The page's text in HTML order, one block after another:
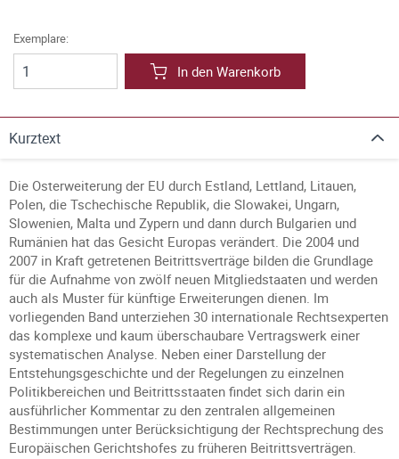
Exemplare:
In den Warenkorb
Kurztext
Die Osterweiterung der EU durch Estland, Lettland, Litauen,
Polen, die Tschechische Republik, die Slowakei, Ungarn,
Slowenien, Malta und Zypern und dann durch Bulgarien und
Rumänien hat das Gesicht Europas verändert. Die 2004 und
2007 in Kraft getretenen Beitrittsverträge bilden die Grundlage
für die Aufnahme von zwölf neuen Mitgliedstaaten und werden
auch als Muster für künftige Erweiterungen dienen. Im
vorliegenden Band unterziehen 30 internationale Rechtsexperten
das komplexe und kaum überschaubare Vertragswerk einer
systematischen Analyse. Neben einer Darstellung der
Entstehungsgeschichte und der Regelungen zu einzelnen
Politikbereichen und Beitrittsstaaten findet sich darin ein
ausführlicher Kommentar zu den zentralen allgemeinen
Bestimmungen unter Berücksichtigung der Rechtsprechung des
Europäischen Gerichtshofes zu früheren Beitrittsverträgen.